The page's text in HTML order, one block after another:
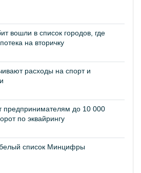
вошли в список городов, где
на вторичку
расходы на спорт и
предпринимателям до 10 000
по эквайрингу
список Минцифры